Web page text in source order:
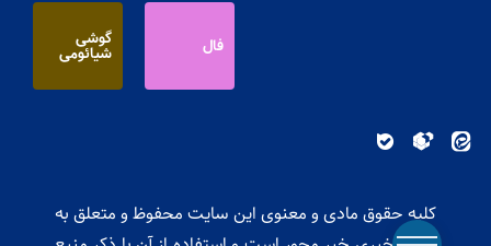
فال گوشی
شیائومی
کلیه حقوق مادی و معنوی این سایت محفوظ و متعلق به